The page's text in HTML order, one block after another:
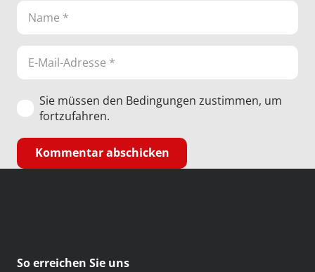
Sie müssen den Bedingungen zustimmen, um
fortzufahren.
Kommentar abschicken
So erreichen Sie uns